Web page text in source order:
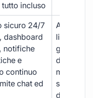
incluso
sicuro 24/7
dashboard
notifiche
e
continuo
chat ed
Accesso
limitato,
gestione
manuale,
supporto